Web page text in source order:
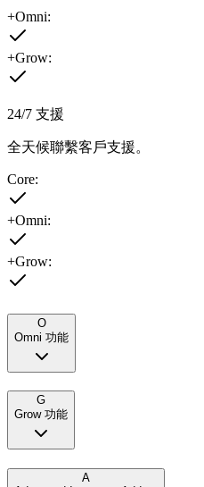
+Omni:
+Grow:
24/7 支援
全天候聯繫客戶支援。
Core:
+Omni:
+Grow:
O
Omni 功能
G
Grow 功能
A